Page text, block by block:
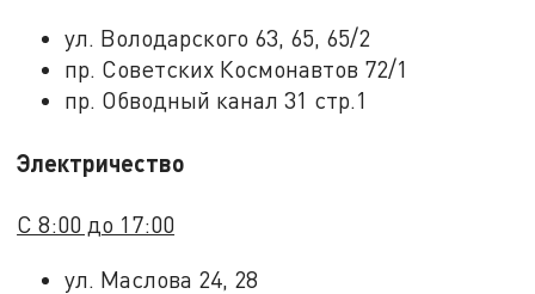
ул. Володарского 63, 65, 65/2
пр. Советских Космонавтов 72/1
пр. Обводный канал 31 стр.1
Электричество
С 8:00 до 17:00
ул. Маслова 24, 28